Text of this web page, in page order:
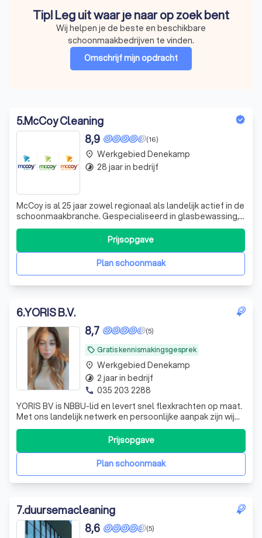
Tip! Leg uit waar je naar op zoek bent
Wij helpen je de beste en beschikbare
schoonmaakbedrijven te vinden.
Omschrijf mijn opdracht
5.McCoy Cleaning
(16)
8,9
McCoy is al 25 jaar zowel regionaal als landelijk actief in de
schoonmaakbranche. Gespecialiseerd in glasbewassing,
horeca- reguliere schoonmaak, opleveringsschoonmaak,
ultrasoonreiniging, tapijt- en meubelreiniging en
vloeronderhoud. Naast de schoonmaakactiviteiten levert
McCoy ook vanuit zijn grooPlan schoonmaak
Prijsopgave
place Werkgebied Denekamp
timelapse 28 jaar in bedrijf
6.YORIS B.V.
local_offer Gratis kennismakingsgesprek
(5)
8,7
YORIS BV is NBBU-lid en levert snel flexkrachten op maat.
Met ons landelijk netwerk en persoonlijke aanpak zijn wij
uw betrouwbare partner in personeelsbemiddeling.
Flexibel, betrokken, professioneel!
Plan schoonmaak
Prijsopgave
place Werkgebied Denekamp
timelapse 2 jaar in bedrijf
phone 035 203 2288
7.duursemacleaning
(5)
8,6